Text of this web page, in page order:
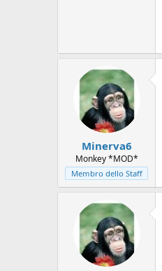
Minerva6
Monkey *MOD*
Membro dello Staff